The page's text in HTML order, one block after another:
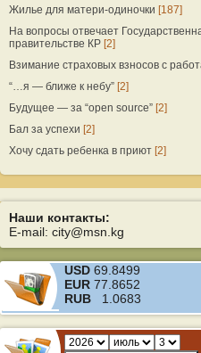
Жилье для матери-одиночки [187]
На вопросы отвечает
правительстве КР [2]
Взимание страховых взносов с
“…я — ближе к небу” [2]
Будущее — за “open source” [2]
Бал за успехи [2]
Хочу сдать ребенка в приют [2]
Наши контакты:
E-mail: city@msn.kg
USD 69.8499
EUR 77.8652
RUB 1.0683